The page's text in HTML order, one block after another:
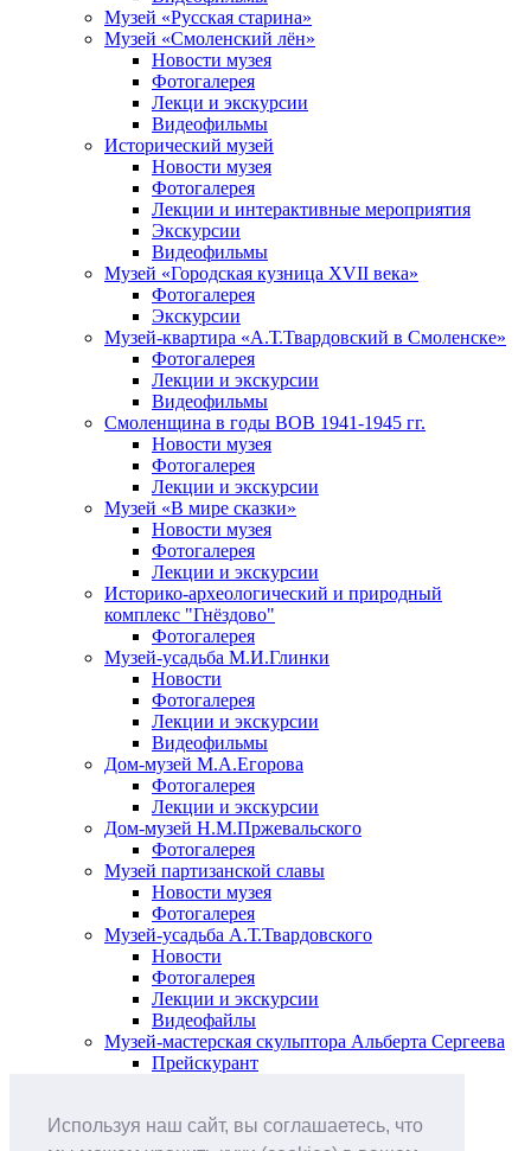
Используя наш сайт, вы соглашаетесь, что
Музей «Русская старина»
Музей «Смоленский лён»
Новости музея
Фотогалерея
Лекци и экскурсии
Видеофильмы
Исторический музей
Новости музея
Фотогалерея
Лекции и интерактивные мероприятия
Экскурсии
Видеофильмы
Музей «Городская кузница XVII века»
Фотогалерея
Экскурсии
Музей-квартира «А.Т.Твардовский в Смоленске»
Фотогалерея
Лекции и экскурсии
Видеофильмы
Смоленщина в годы ВОВ 1941-1945 гг.
Новости музея
Фотогалерея
Лекции и экскурсии
Музей «В мире сказки»
Новости музея
Фотогалерея
Лекции и экскурсии
Историко-археологический и природный
комплекс "Гнёздово"
Фотогалерея
Музей-усадьба М.И.Глинки
Новости
Фотогалерея
Лекции и экскурсии
Видеофильмы
Дом-музей М.А.Егорова
Фотогалерея
Лекции и экскурсии
Дом-музей Н.М.Пржевальского
Фотогалерея
Музей партизанской славы
Новости музея
Фотогалерея
Музей-усадьба А.Т.Твардовского
Новости
Фотогалерея
Лекции и экскурсии
Видеофайлы
Музей-мастерская скульптора Альберта Сергеева
Прейскурант
Анонс мероприятий